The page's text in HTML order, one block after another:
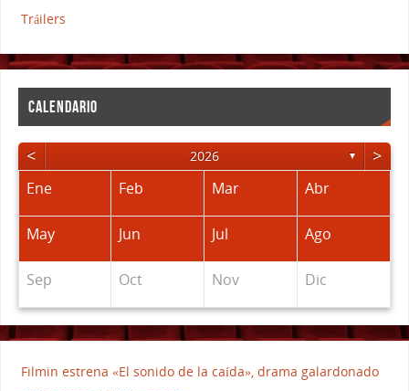
Tráilers
CALENDARIO
< 2026 ▼ >
Ene Feb Mar Abr
May Jun Jul Ago
Sep Oct Nov Dic
Filmin estrena «El sonido de la caída», drama galardonado